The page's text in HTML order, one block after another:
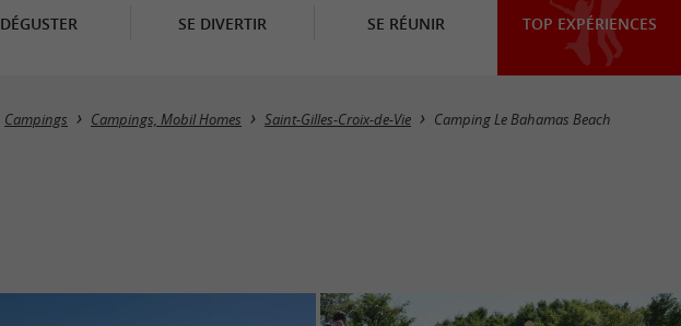
DÉGUSTER SE DIVERTIR SE RÉUNIR TOP EXPÉRIENCES
Campings Campings, Mobil Homes Saint-Gilles-Croix-de-Vie Camping Le Bahamas Beach